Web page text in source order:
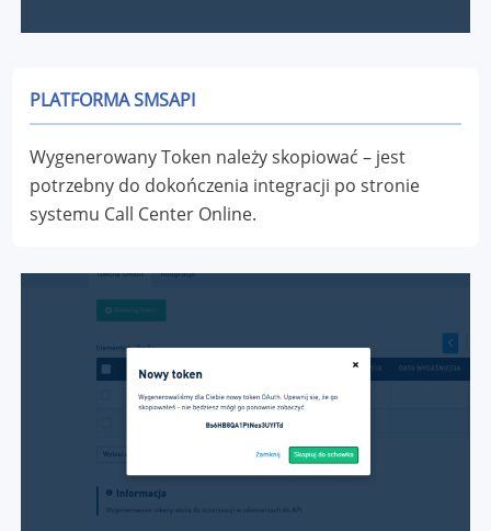
PLATFORMA SMSAPI
Wygenerowany Token należy skopiować – jest
potrzebny do dokończenia integracji po stronie
systemu Call Center Online.